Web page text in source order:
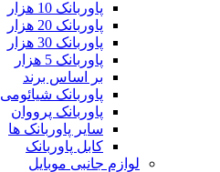
پاوربانک 10 هزار
پاوربانک 20 هزار
پاوربانک 30 هزار
پاوربانک 5 هزار
بر اساس برند
پاوربانک شیائومی
پاوربانک پرووان
سایر پاوربانک ها
کابل پاوربانک
لوازم جانبی موبایل